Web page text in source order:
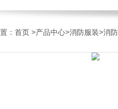
： 首页 >产品中心>消防服装>消